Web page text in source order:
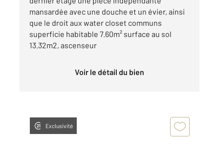
mansardée avec une douche et un évier, ainsi
que le droit aux water closet communs
superficie habitable 7.60m² surface au sol
13.32m2, ascenseur
Voir le détail du bien
Exclusivité